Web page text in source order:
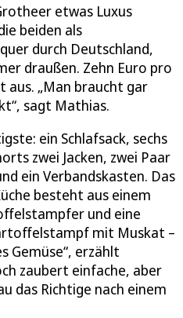
etwas Luxus
beiden als
durch Deutschland,
draußen. Zehn Euro pro
aus. „Man braucht gar
sagt Mathias.
ein Schlafsack, sechs
zwei Jacken, zwei Paar
ein Verbandskasten. Das
besteht aus einem
und eine
mit Muskat –
Gemüse“, erzählt
zaubert einfache, aber
das Richtige nach einem